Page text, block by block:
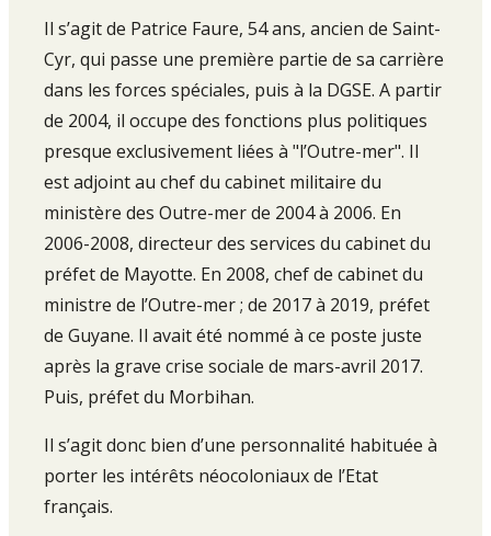
Il s’agit de Patrice Faure, 54 ans, ancien de Saint-
Cyr, qui passe une première partie de sa carrière
dans les forces spéciales, puis à la DGSE. A partir
de 2004, il occupe des fonctions plus politiques
presque exclusivement liées à "l’Outre-mer". Il
est adjoint au chef du cabinet militaire du
ministère des Outre-mer de 2004 à 2006. En
2006-2008, directeur des services du cabinet du
préfet de Mayotte. En 2008, chef de cabinet du
ministre de l’Outre-mer ; de 2017 à 2019, préfet
de Guyane. Il avait été nommé à ce poste juste
après la grave crise sociale de mars-avril 2017.
Puis, préfet du Morbihan.
Il s’agit donc bien d’une personnalité habituée à
porter les intérêts néocoloniaux de l’Etat
français.